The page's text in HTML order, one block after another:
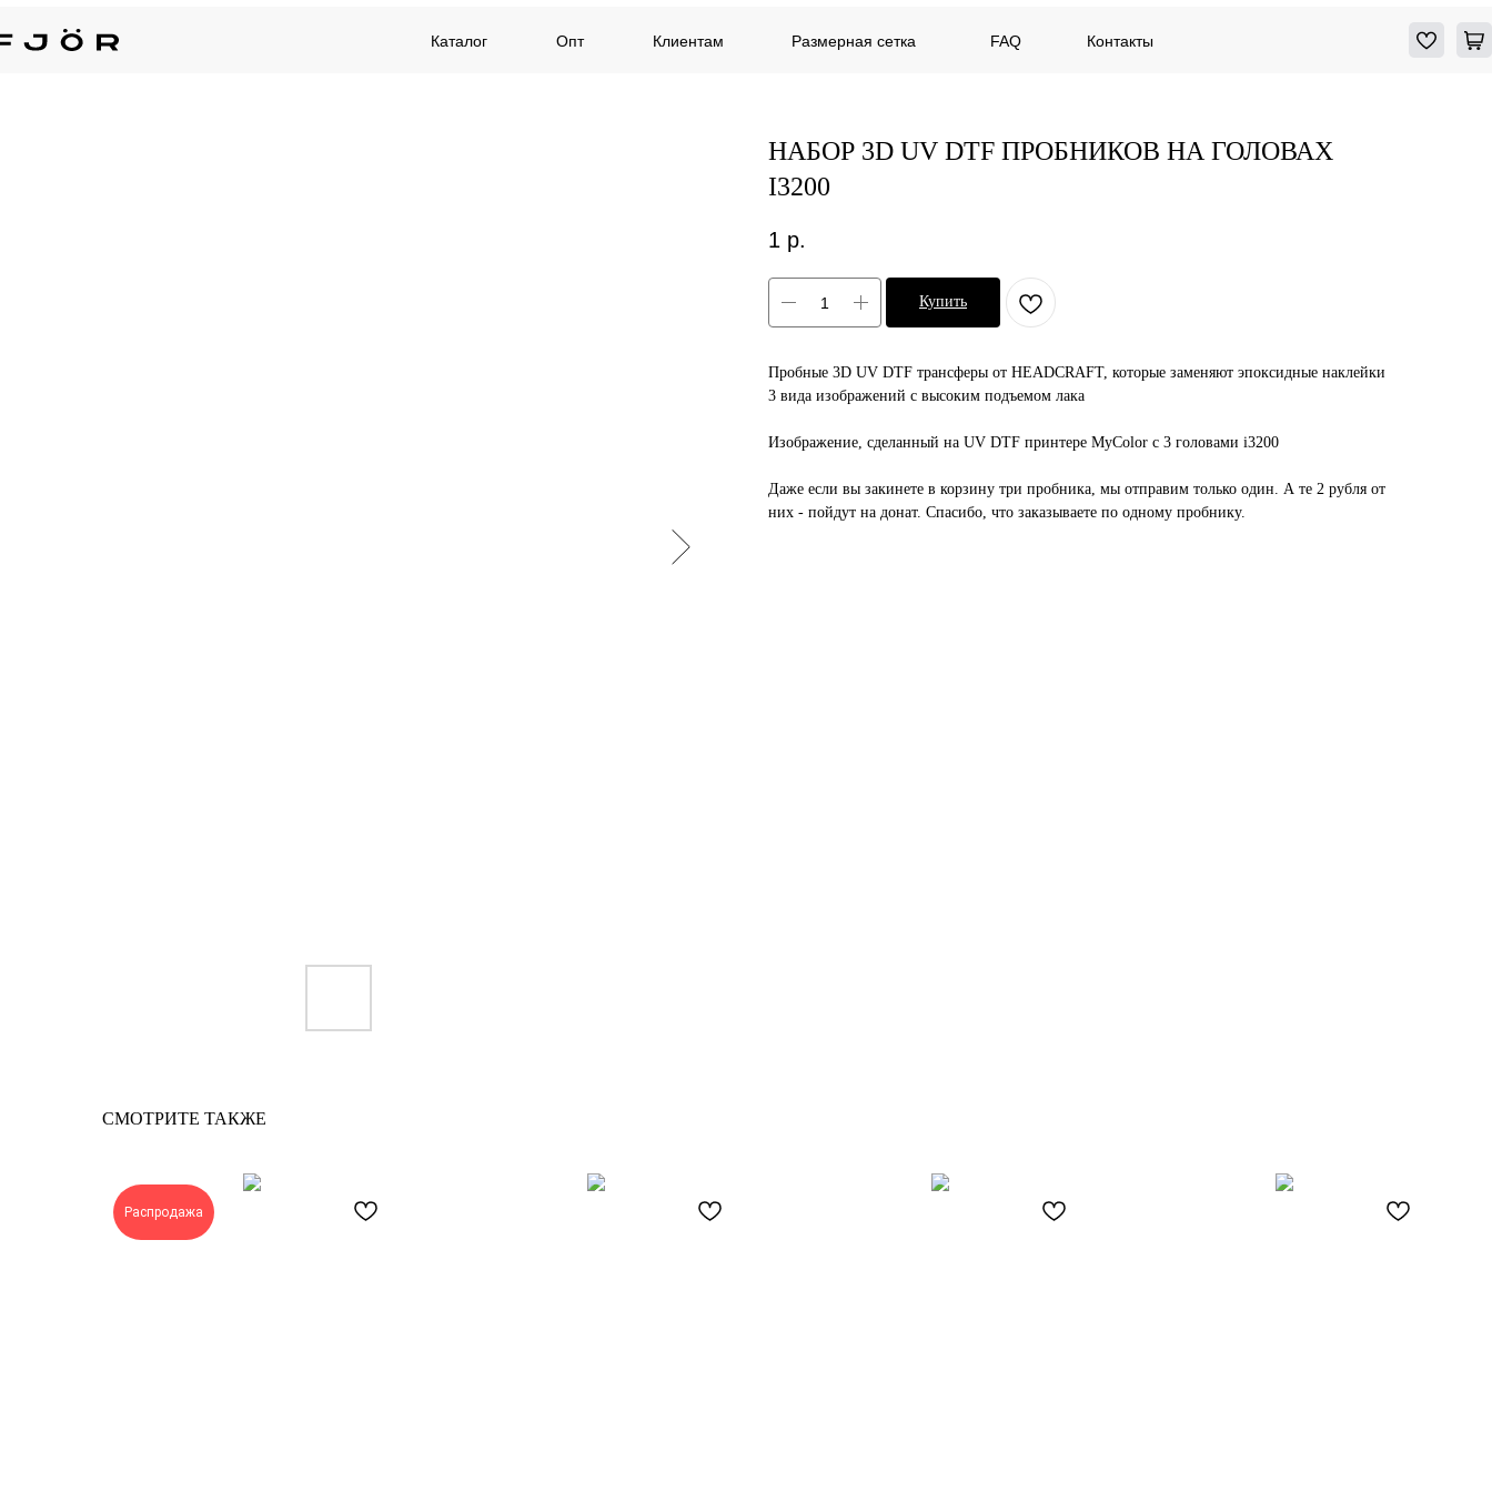
Каталог Опт Клиентам Размерная сетка FAQ Контакты
НАБОР 3D UV DTF ПРОБНИКОВ НА ГОЛОВАХ
I3200
1 р.
Купить
Пробные 3D UV DTF трансферы от HEADCRAFT, которые заменяют эпоксидные наклейки
3 вида изображений с высоким подъемом лака
Изображение, сделанный на UV DTF принтере MyColor c 3 головами i3200
Даже если вы закинете в корзину три пробника, мы отправим только один. А те 2 рубля от
них - пойдут на донат. Спасибо, что заказываете по одному пробнику.
СМОТРИТЕ ТАКЖЕ
Распродажа